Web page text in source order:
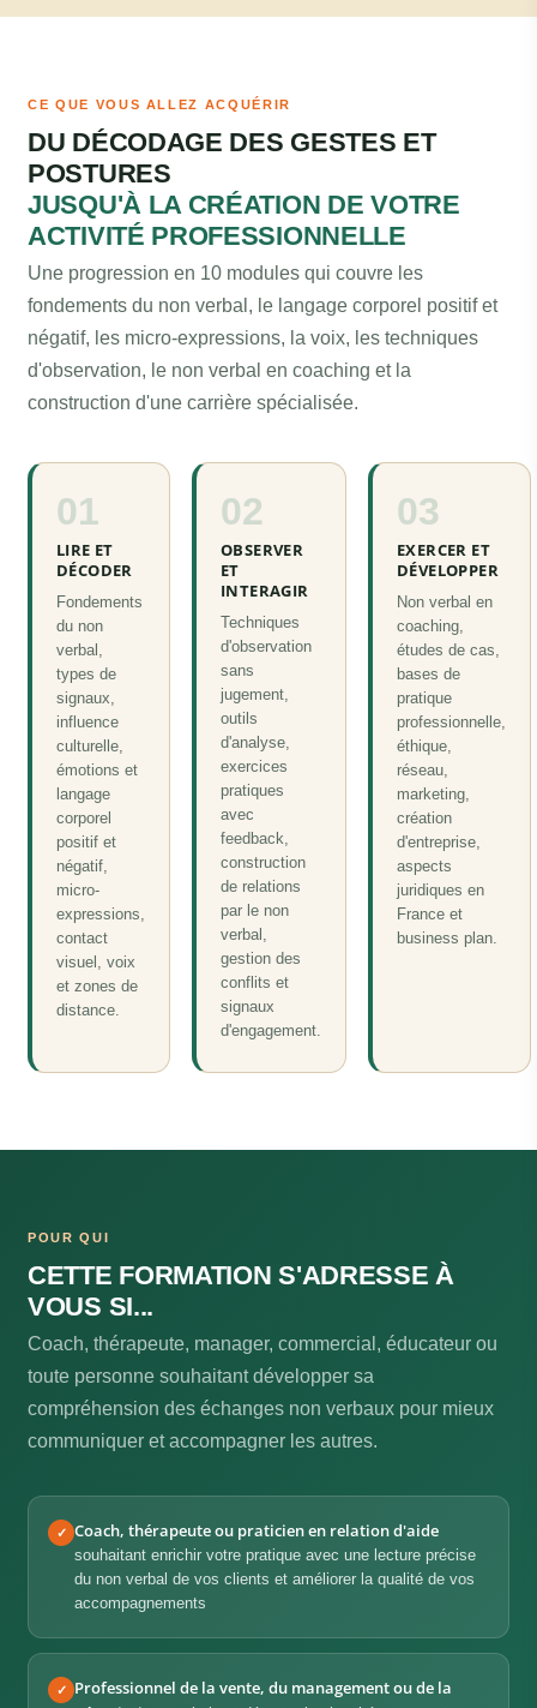
CE QUE VOUS ALLEZ ACQUÉRIR
DU DÉCODAGE DES GESTES ET
POSTURES
JUSQU'À LA CRÉATION DE VOTRE
ACTIVITÉ PROFESSIONNELLE
Une progression en 10 modules qui couvre les
fondements du non verbal, le langage corporel positif et
négatif, les micro-expressions, la voix, les techniques
d'observation, le non verbal en coaching et la
construction d'une carrière spécialisée.
01
LIRE ET
DÉCODER
Fondements
du non
verbal,
types de
signaux,
influence
culturelle,
émotions et
langage
corporel
positif et
négatif,
micro-
expressions,
contact
visuel, voix
et zones de
distance.
02
OBSERVER
ET
INTERAGIR
Techniques
d'observation
sans
jugement,
outils
d'analyse,
exercices
pratiques
avec
feedback,
construction
de relations
par le non
verbal,
gestion des
conflits et
signaux
d'engagement.
03
EXERCER ET
DÉVELOPPER
Non verbal en
coaching,
études de cas,
bases de
pratique
professionnelle,
éthique,
réseau,
marketing,
création
d'entreprise,
aspects
juridiques en
France et
business plan.
POUR QUI
CETTE FORMATION S'ADRESSE À
VOUS SI...
Coach, thérapeute, manager, commercial, éducateur ou
toute personne souhaitant développer sa
compréhension des échanges non verbaux pour mieux
communiquer et accompagner les autres.
✓ Coach, thérapeute ou praticien en relation d'aide
souhaitant enrichir votre pratique avec une lecture précise
du non verbal de vos clients et améliorer la qualité de vos
accompagnements
✓
Professionnel de la vente, du management ou de la